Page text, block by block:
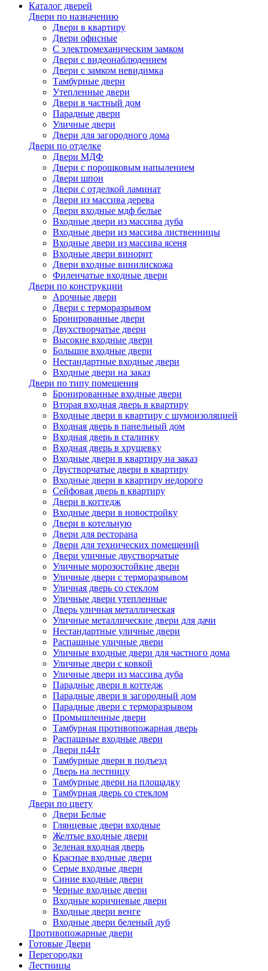
Каталог дверей
Двери по назначению
Двери в квартиру
Двери офисные
С электромеханическим замком
Двери с видеонаблюдением
Двери с замком невидимка
Тамбурные двери
Утепленные двери
Двери в частный дом
Парадные двери
Уличные двери
Двери для загородного дома
Двери по отделке
Двери МДФ
Двери с порошковым напылением
Двери шпон
Двери с отделкой ламинат
Двери из массива дерева
Двери входные мдф белые
Входные двери из массива дуба
Входные двери из массива лиственницы
Входные двери из массива ясеня
Входные двери винорит
Двери входные винилискожа
Филенчатые входные двери
Двери по конструкции
Арочные двери
Двери с терморазрывом
Бронированные двери
Двухстворчатые двери
Высокие входные двери
Большие входные двери
Нестандартные входные двери
Входные двери на заказ
Двери по типу помещения
Бронированные входные двери
Вторая входная дверь в квартиру
Входные двери в квартиру с шумоизоляцией
Входная дверь в панельный дом
Входная дверь в сталинку
Входная дверь в хрущевку
Входные двери в квартиру на заказ
Двустворчатые двери в квартиру
Входные двери в квартиру недорого
Сейфовая дверь в квартиру
Двери в коттедж
Входные двери в новостройку
Двери в котельную
Двери для ресторана
Двери для технических помещений
Двери уличные двустворчатые
Уличные морозостойкие двери
Уличные двери с терморазрывом
Уличная дверь со стеклом
Уличные двери утепленные
Дверь уличная металлическая
Уличные металлические двери для дачи
Нестандартные уличные двери
Распашные уличные двери
Уличные входные двери для частного дома
Уличные двери с ковкой
Уличные двери из массива дуба
Парадные двери в коттедж
Парадные двери в загородный дом
Парадные двери с терморазрывом
Промышленные двери
Тамбурная противопожарная дверь
Распашные входные двери
Двери п44т
Тамбурные двери в подъезд
Дверь на лестницу
Тамбурные двери на площадку
Тамбурная дверь со стеклом
Двери по цвету
Двери Белые
Глянцевые двери входные
Желтые входные двери
Зеленая входная дверь
Красные входные двери
Серые входные двери
Синие входные двери
Черные входные двери
Входные коричневые двери
Входные двери венге
Входные двери беленый дуб
Противопожарные двери
Готовые Двери
Перегородки
Лестницы